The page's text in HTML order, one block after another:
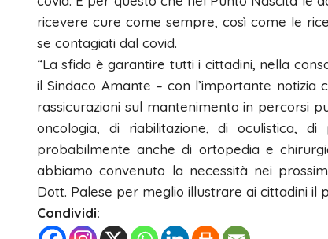
ricevere cure come sempre, così come le
se contagiati dal covid.
“La sfida è garantire tutti i cittadini, nella
il Sindaco Amante – con l’importante
rassicurazioni sul mantenimento in percorsi
oncologia, di riabilitazione, di oculistica,
probabilmente anche di ortopedia e
abbiamo convenuto la necessità nei
Dott. Palese per meglio illustrare ai cittadini il
Condividi: